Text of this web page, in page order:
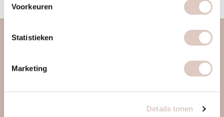
Voorkeuren
Statistieken
Marketing
Details tonen
vrouwengym
werkwijze